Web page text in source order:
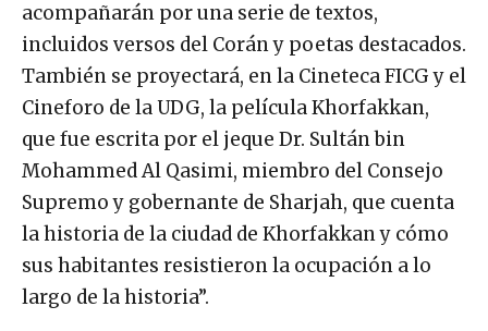
acompañarán por una serie de textos,
incluidos versos del Corán y poetas destacados.
También se proyectará, en la Cineteca FICG y el
Cineforo de la UDG, la película Khorfakkan,
que fue escrita por el jeque Dr. Sultán bin
Mohammed Al Qasimi, miembro del Consejo
Supremo y gobernante de Sharjah, que cuenta
la historia de la ciudad de Khorfakkan y cómo
sus habitantes resistieron la ocupación a lo
largo de la historia”.